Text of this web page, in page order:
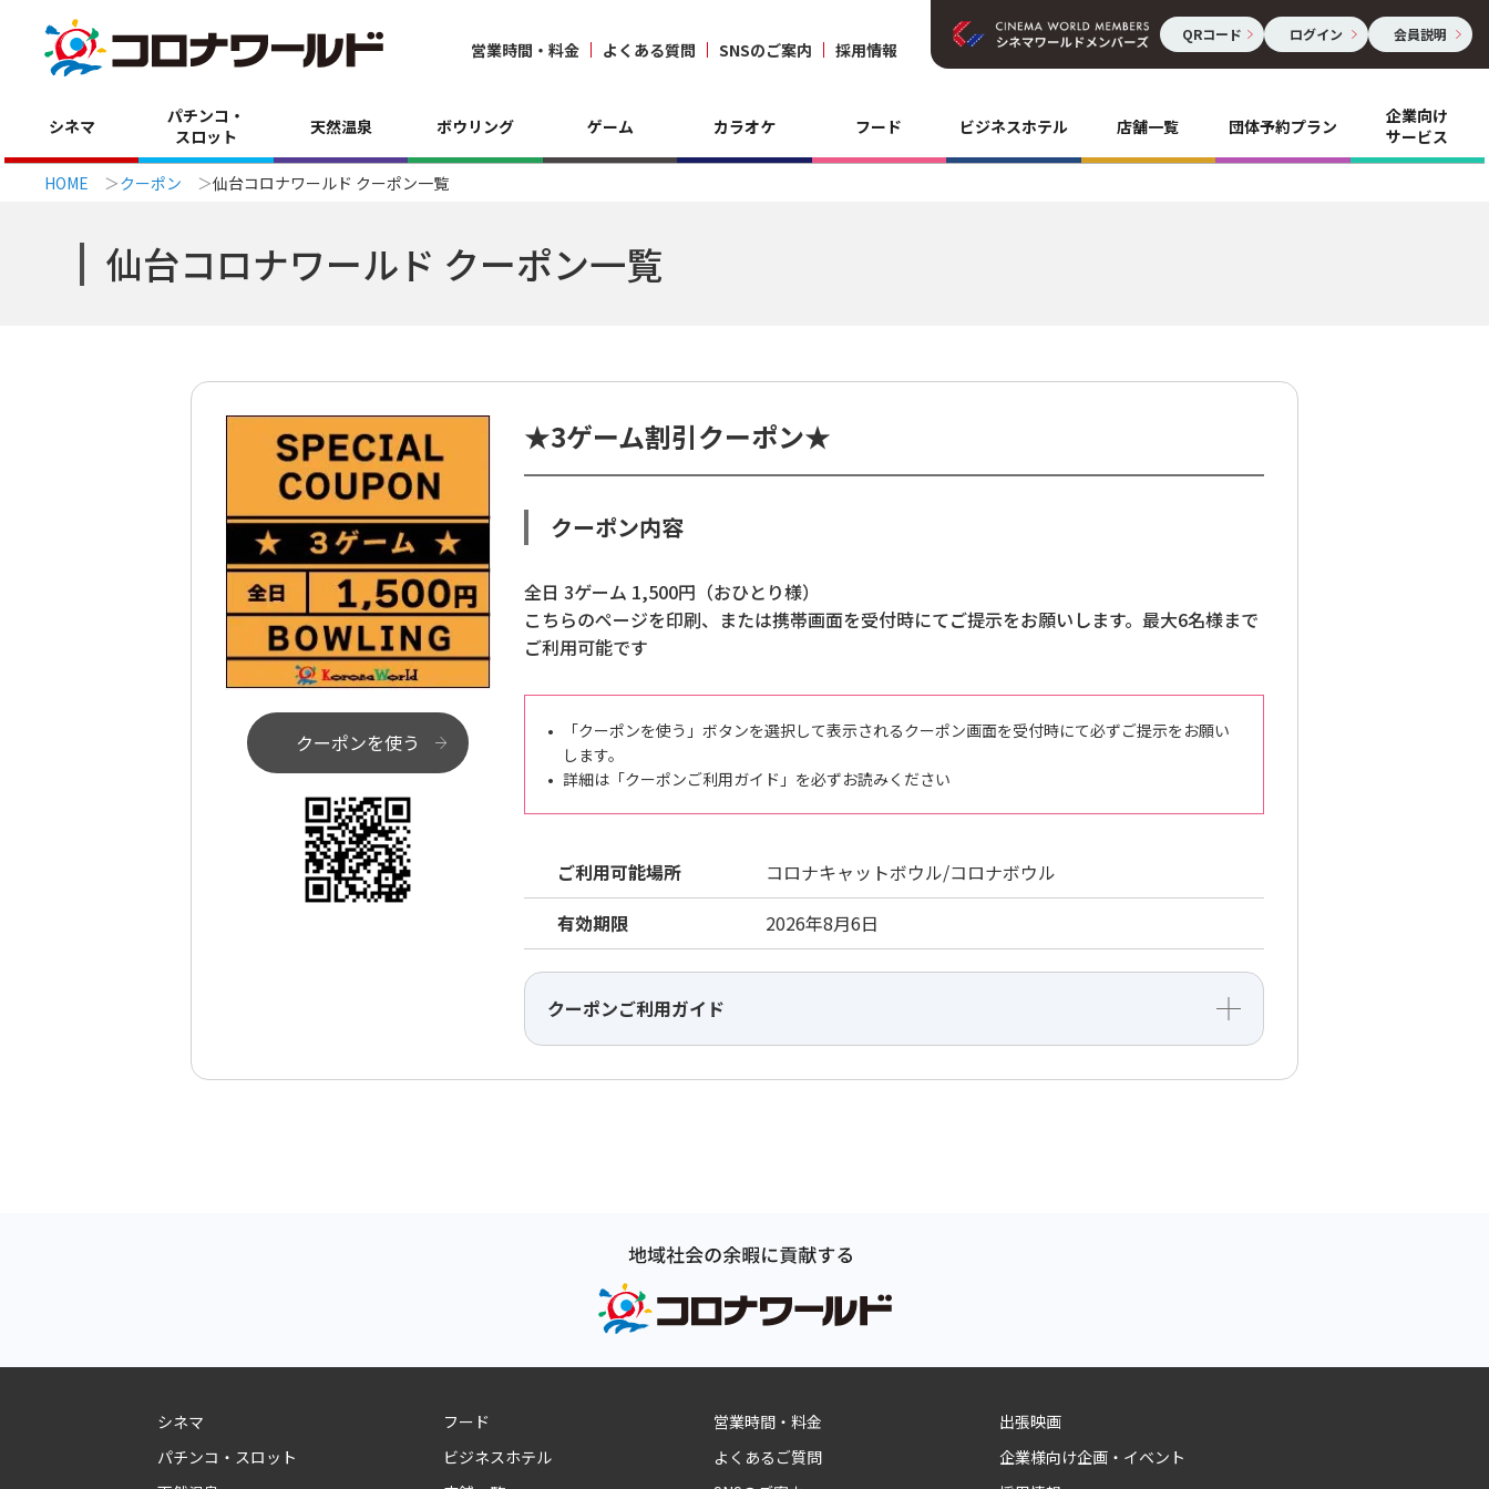
営業時間・料金 よくある質問 SNSのご案内 採用情報
QRコード ログイン 会員説明
シネマ
パチンコ・
スロット
天然温泉 ボウリング ゲーム カラオケ フード ビジネスホテル 店舗一覧 団体予約プラン
企業向け
サービス
HOME クーポン 仙台コロナワールド クーポン一覧
仙台コロナワールド クーポン一覧
★3ゲーム割引クーポン★
クーポン内容
全日 3ゲーム 1,500円（おひとり様）
こちらのページを印刷、または携帯画面を受付時にてご提示をお願いします。最大6名様まで
ご利用可能です
「クーポンを使う」ボタンを選択して表示されるクーポン画面を受付時にて必ずご提示をお願い
します。
詳細は「クーポンご利用ガイド」を必ずお読みください
ご利用可能場所
コロナキャットボウル/コロナボウル
有効期限
2026年8月6日
クーポンご利用ガイド
クーポンを使う
シネマ
パチンコ・スロット
フード
ビジネスホテル
営業時間・料金
よくあるご質問
出張映画
企業様向け企画・イベント